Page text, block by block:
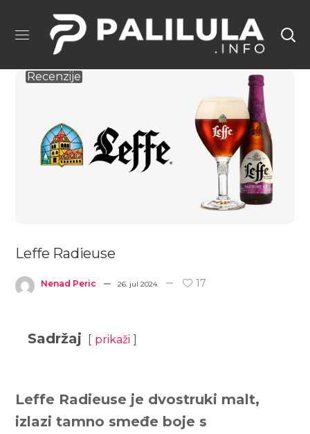
Recenzije
Leffe Radieuse
Nenad Peric 26. jul 2024. 17
Sadržaj prikaži
Leffe Radieuse je dvostruki malt,
izlazi tamno smeđe boje s